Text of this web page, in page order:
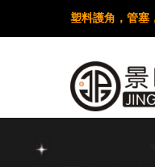
塑料護角，管塞